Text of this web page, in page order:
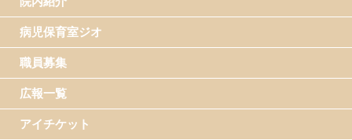
病児保育室ジオ
職員募集
広報一覧
アイチケット